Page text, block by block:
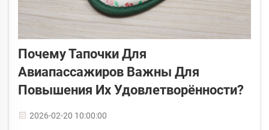
Почему Тапочки Для
Авиапассажиров Важны Для
Повышения Их Удовлетворённости?
2026-02-20 10:00:00